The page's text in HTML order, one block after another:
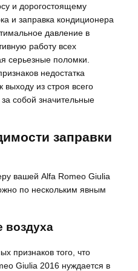
и дорогостоящему
и заправка кондиционера
давление в
работу всех
серьезные поломки.
недостатка
выходу из строя всего
собой значительные
заправки
вашей Alfa Romeo Giulia
по нескольким явным
воздуха
признаков того, что
Giulia 2016 нуждается в